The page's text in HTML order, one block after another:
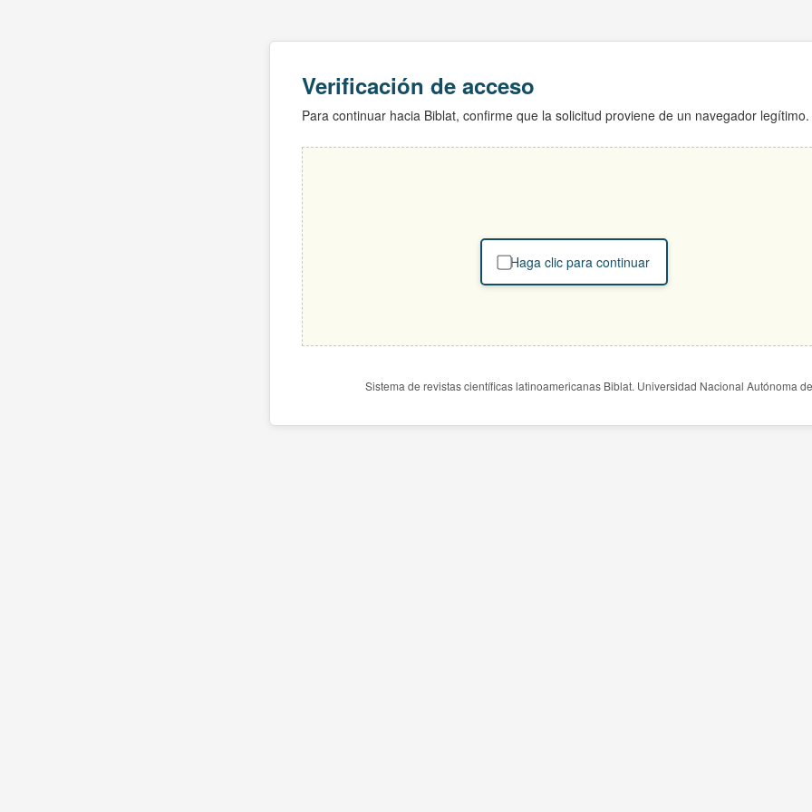
Verificación de acceso
Para continuar hacia Biblat, confirme que la solicitud proviene de un navegador legítimo.
Haga clic para continuar
Sistema de revistas científicas latinoamericanas Biblat. Universidad Nacional Autónoma